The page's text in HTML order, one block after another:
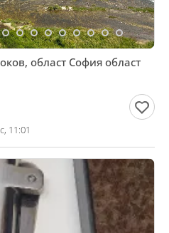
област София област
11:01